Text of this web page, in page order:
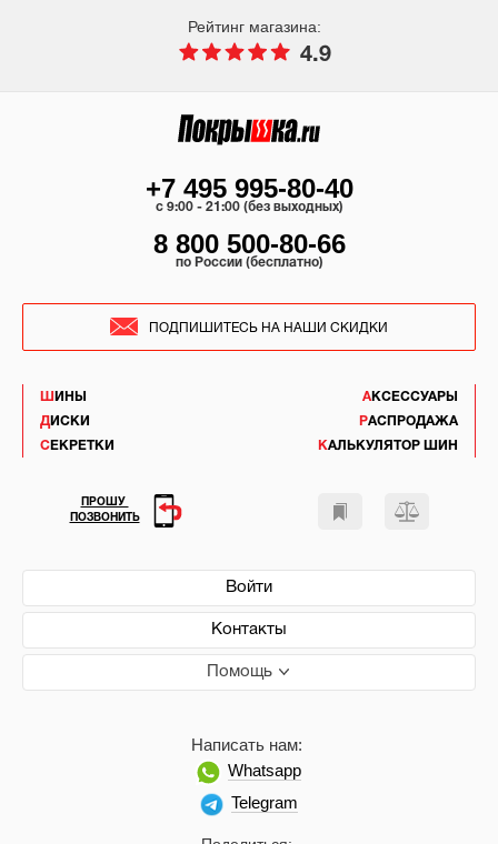
Рейтинг магазина:
4.9
ШИНЫ
ДИСКИ
СЕКРЕТКИ
АКСЕССУАРЫ
РАСПРОДАЖА
КАЛЬКУЛЯТОР ШИН
Войти
Контакты
Помощь
Написать нам:
Whatsapp
Telegram
+7 495 995-80-40
c 9:00 - 21:00 (без выходных)
8 800 500-80-66
по России (бесплатно)
ПОДПИШИТЕСЬ НА НАШИ СКИДКИ
ПРОШУ
ПОЗВОНИТЬ